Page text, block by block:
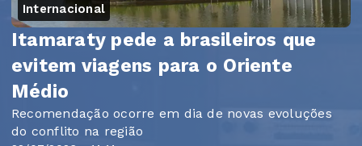
Internacional
Itamaraty pede a brasileiros que
evitem viagens para o Oriente
Médio
Recomendação ocorre em dia de novas evoluções
do conflito na região